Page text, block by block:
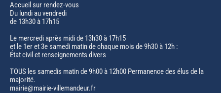
Accueil sur rendez-vous
Du lundi au vendredi
de 13h30 à 17h15
Le mercredi après midi de 13h30 à 17h15
et le 1er et 3e samedi matin de chaque mois de 9h30 à 12h :
État civil et renseignements divers
TOUS les samedis matin de 9h00 à 12h00 Permanence des élus de la
majorité.
mairie@mairie-villemandeur.fr